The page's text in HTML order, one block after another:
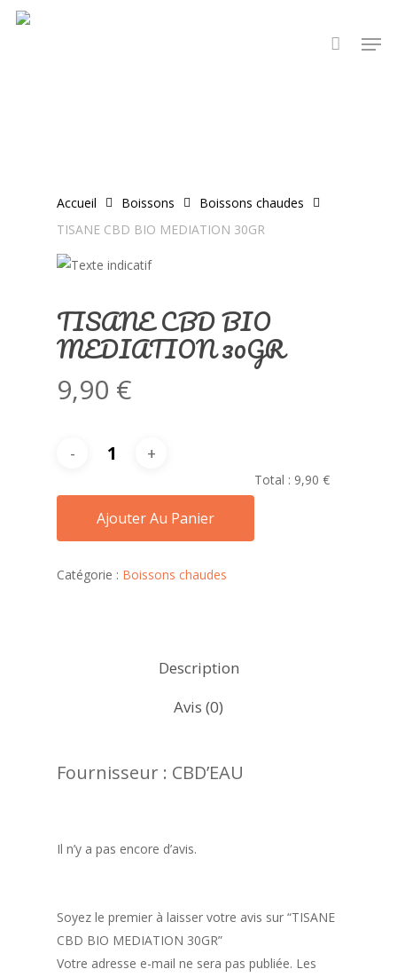
Skip
Accueil Boissons
Boissons chaudes
TISANE CBD BIO MEDIATION 30GR
TISANE CBD BIO
MEDIATION 30GR
9,90 €
Ajouter Au Panier
Total : 9,90 €
Catégorie : Boissons chaudes
Description
Avis (0)
Fournisseur : CBD’EAU
Il n’y a pas encore d’avis.
Soyez le premier à laisser votre avis sur “TISANE
CBD BIO MEDIATION 30GR”
Votre adresse e-mail ne sera pas publiée. Les